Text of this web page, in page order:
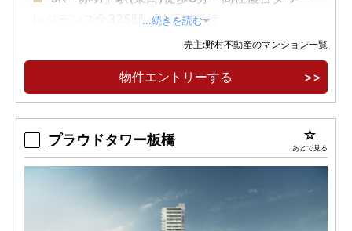
レジデンス全325邸・商店街隣接
ビューラウンジ等の充実の共用空間・内廊下設
計
...続きを読む
売主:野村不動産のマンション一覧
物件エントリーする
プラウドタワー板橋 あとで見る